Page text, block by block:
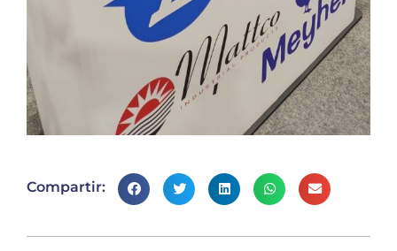
Compartir: